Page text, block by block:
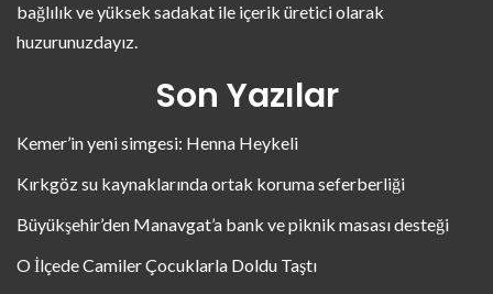
bağlılık ve yüksek sadakat ile içerik üretici olarak
huzurunuzdayız.
Son Yazılar
Kemer’in yeni simgesi: Henna Heykeli
Kırkgöz su kaynaklarında ortak koruma seferberliği
Büyükşehir’den Manavgat’a bank ve piknik masası desteği
O İlçede Camiler Çocuklarla Doldu Taştı